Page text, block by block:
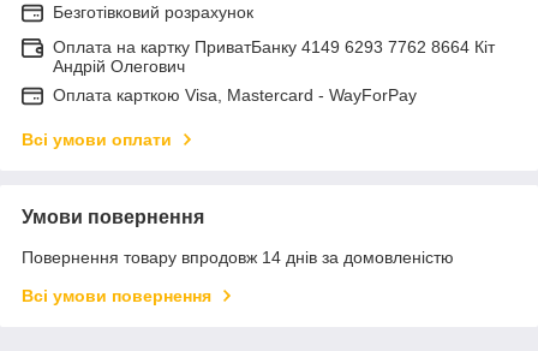
Безготівковий розрахунок
Оплата на картку ПриватБанку 4149 6293 7762 8664 Кіт
Андрій Олегович
Оплата карткою Visa, Mastercard - WayForPay
Всі умови оплати
Умови повернення
Повернення товару впродовж 14 днів за домовленістю
Всі умови повернення